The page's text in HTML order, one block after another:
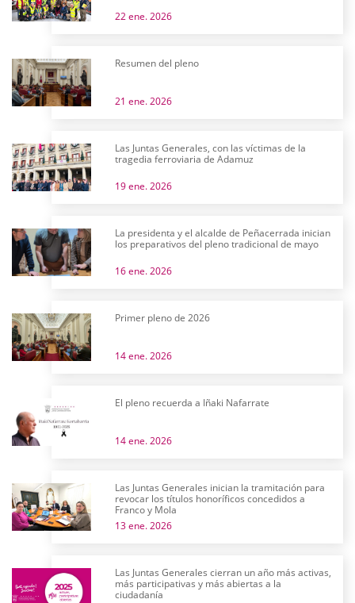
22 ene. 2026
Resumen del pleno
21 ene. 2026
Las Juntas Generales, con las víctimas de la
tragedia ferroviaria de Adamuz
19 ene. 2026
La presidenta y el alcalde de Peñacerrada inician
los preparativos del pleno tradicional de mayo
16 ene. 2026
Primer pleno de 2026
14 ene. 2026
El pleno recuerda a Iñaki Nafarrate
14 ene. 2026
Las Juntas Generales inician la tramitación para
revocar los títulos honoríficos concedidos a
Franco y Mola
13 ene. 2026
Las Juntas Generales cierran un año más activas,
más participativas y más abiertas a la
ciudadanía